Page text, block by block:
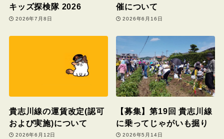
キッズ探検隊 2026
2026年7月8日
催について
2026年6月16日
貴志川線の運賃改定(認可
および実施)について
2026年6月12日
【募集】第19回 貴志川線
に乗ってじゃがいも掘り
2026年5月14日